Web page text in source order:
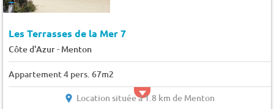
Les Terrasses de la Mer 7
Côte d'Azur- Menton
Appartement 4 pers. 67m2
Location située à 1.8 km de Menton